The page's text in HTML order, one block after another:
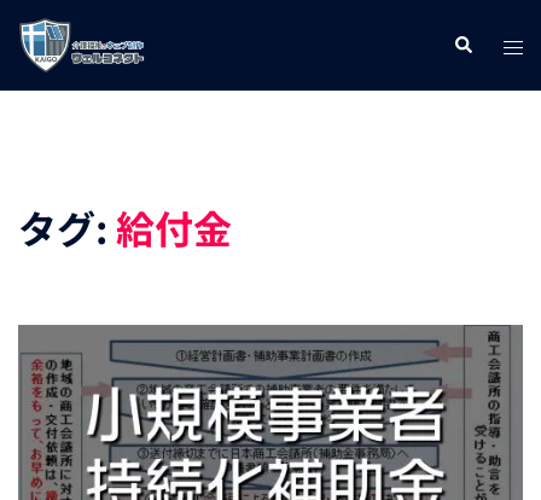
テ
検
索
ト
タグ:給付金